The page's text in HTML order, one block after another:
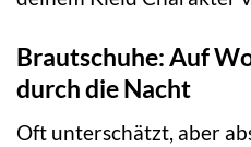
Brautschuhe: Auf
durch die Nacht
Oft unterschätzt, aber